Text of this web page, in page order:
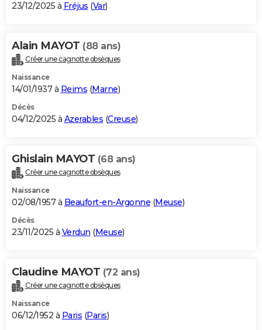
23/12/2025 à Fréjus (Var)
Alain MAYOT (88 ans)
Créer une cagnotte obsèques
Naissance
14/01/1937 à Reims (Marne)
Décès
04/12/2025 à Azerables (Creuse)
Ghislain MAYOT (68 ans)
Créer une cagnotte obsèques
Naissance
02/08/1957 à Beaufort-en-Argonne (Meuse)
Décès
23/11/2025 à Verdun (Meuse)
Claudine MAYOT (72 ans)
Créer une cagnotte obsèques
Naissance
06/12/1952 à Paris (Paris)